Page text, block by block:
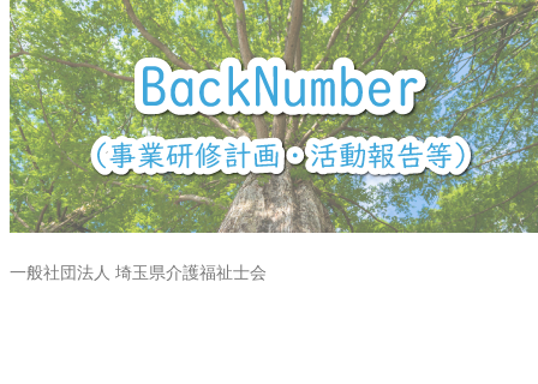
一般社団法人 埼玉県介護福祉士会